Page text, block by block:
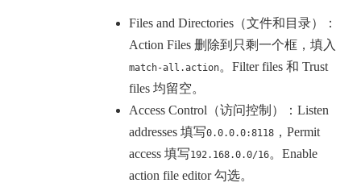
Files and Directories（文件和目录）：
Action Files 删除到只剩一个框，填入
match-all.action。Filter files 和 Trust
files 均留空。
Access Control（访问控制）：Listen
addresses 填写0.0.0.0:8118 ，Permit
access 填写192.168.0.0/16。Enable
action file editor 勾选。